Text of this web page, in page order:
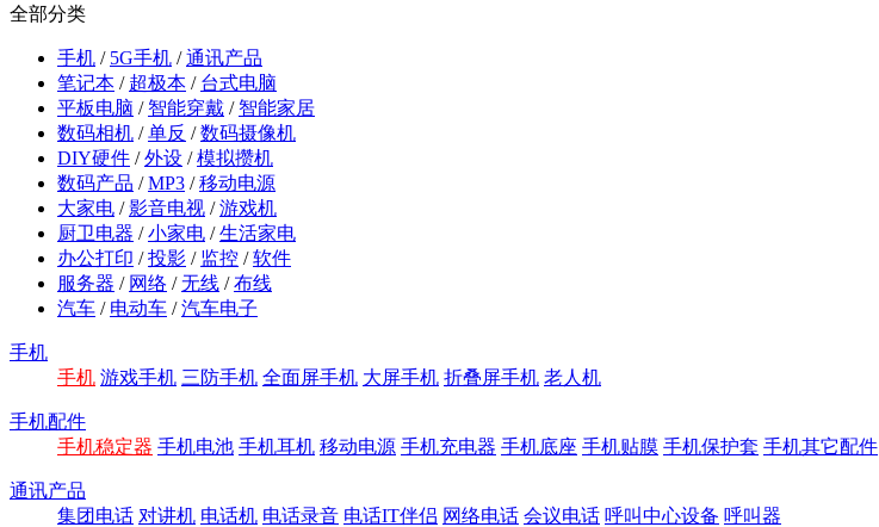
全部分类
手机 / 5G手机 /通讯产品
笔记本 / 超极本 / 台式电脑
平板电脑 / 智能穿戴 / 智能家居
数码相机 /单反 /数码摄像机
DIY硬件 /外设 /模拟攒机
数码产品 /MP3 /移动电源
大家电 /影音电视 /游戏机
厨卫电器 /小家电 /生活家电
办公打印 /投影 / 监控 /软件
服务器 / 网络 /无线 /布线
汽车 / 电动车 /汽车电子
手机
手机 游戏手机 三防手机 全面屏手机 大屏手机 折叠屏手机 老人机
手机配件
手机稳定器 手机电池 手机耳机 移动电源 手机充电器 手机底座 手机贴膜 手机保护套 手机其它配件
通讯产品
集团电话 对讲机 电话机 电话录音 电话IT伴侣 网络电话 会议电话 呼叫中心设备 呼叫器